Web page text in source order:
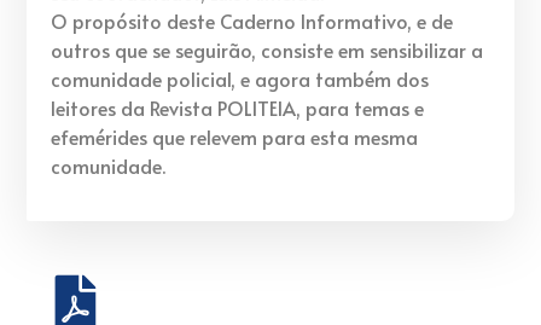
O propósito deste Caderno Informativo, e de
outros que se seguirão, consiste em sensibilizar a
comunidade policial, e agora também dos
leitores da Revista POLITEIA, para temas e
efemérides que relevem para esta mesma
comunidade.